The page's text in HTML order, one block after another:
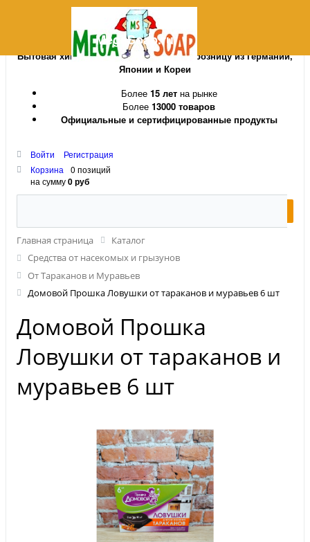
MegaSoap.ru
Бытовая химия и косметика оптом и в розницу из Германии,
Японии и Кореи
Более 15 летна рынке
Более 13000 товаров
Официальные и сертифицированные продукты
Войти
Регистрация
Корзина
0 позиций
на сумму0 руб
Главная страница
Каталог
Средства от насекомых и грызунов
От Тараканов и Муравьев
Домовой Прошка Ловушки от тараканов и муравьев 6 шт
Домовой Прошка
Ловушки от тараканов и
муравьев 6 шт